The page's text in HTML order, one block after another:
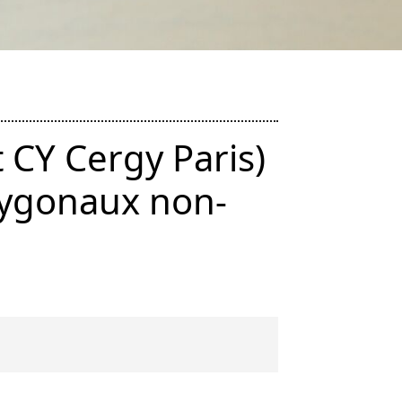
Cergy Paris)
non-